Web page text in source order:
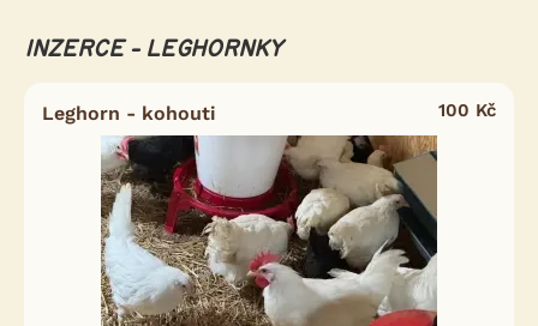
INZERCE - LEGHORNKY
Leghorn - kohouti 100 Kč